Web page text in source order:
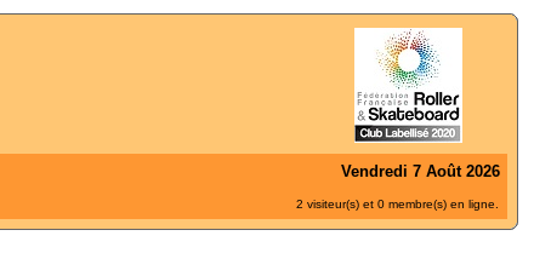
Vendredi 7 Août 2026
2 visiteur(s) et 0 membre(s) en ligne.